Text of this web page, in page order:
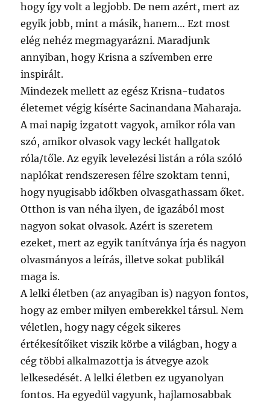
hogy így volt a legjobb. De nem azért, mert az
egyik jobb, mint a másik, hanem… Ezt most
elég nehéz megmagyarázni. Maradjunk
annyiban, hogy Krisna a szívemben erre
inspirált.
Mindezek mellett az egész Krisna-tudatos
életemet végig kísérte Sacinandana Maharaja.
A mai napig izgatott vagyok, amikor róla van
szó, amikor olvasok vagy leckét hallgatok
róla/tőle. Az egyik levelezési listán a róla szóló
naplókat rendszeresen félre szoktam tenni,
hogy nyugisabb időkben olvasgathassam őket.
Otthon is van néha ilyen, de igazából most
nagyon sokat olvasok. Azért is szeretem
ezeket, mert az egyik tanítványa írja és nagyon
olvasmányos a leírás, illetve sokat publikál
maga is.
A lelki életben (az anyagiban is) nagyon fontos,
hogy az ember milyen emberekkel társul. Nem
véletlen, hogy nagy cégek sikeres
értékesítőiket viszik körbe a világban, hogy a
cég többi alkalmazottja is átvegye azok
lelkesedését. A lelki életben ez ugyanolyan
fontos. Ha egyedül vagyunk, hajlamosabbak